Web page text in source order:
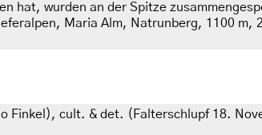
hat, wurden an der Spitze
Maria Alm, Natrunberg, 1100 m,
cult. & det. (Falterschlupf 18.